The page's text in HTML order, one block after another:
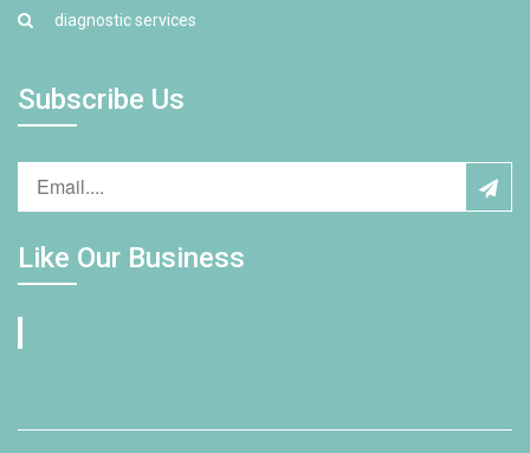
diagnostic services
Subscribe Us
Like Our Business